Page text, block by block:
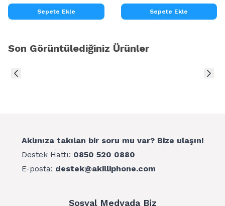
Arctic MX-4 2019 20G Termal Macun
Optimize edilmiş ambalaj kaynakları korurARCTIC'de
önemli. Bu nedenle, MX-4'ün ambalajını CO2 Ayak İzini en aza
indirgemek için güncelledik.Termal bileşiğimizin pratik, geri
Sepete Ekle Sepete Ekle
Son Görüntülediğiniz Ürünler
Aklınıza takılan bir soru mu var? Bize ulaşın!
Destek Hattı: 0850 520 0880
E-posta: destek@akilliphone.com
Sosyal Medyada Biz